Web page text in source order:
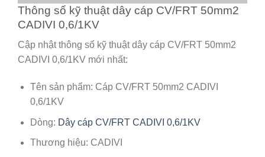
Thông số kỹ thuật dây cáp CV/FRT 50mm2
CADIVI 0,6/1KV
Cập nhật thông số kỹ thuật dây cáp CV/FRT 50mm2
CADIVI 0,6/1KV mới nhất:
Tên sản phẩm: Cáp CV/FRT 50mm2 CADIVI
0,6/1KV
Dòng: Dây cáp CV/FRT CADIVI 0,6/1KV
Thương hiệu: CADIVI